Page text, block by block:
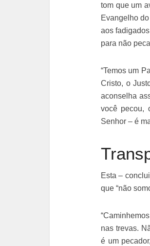
tom que um
Evangelho
aos
para não
“Temos um
Cristo, o
aconselha
você pecou,
Senhor – é
Esta –
que “não
nas trevas.
é um